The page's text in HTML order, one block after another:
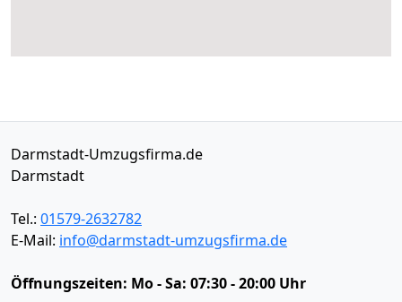
Darmstadt-Umzugsfirma.de
Darmstadt
Tel.: 01579-2632782
E-Mail: info@darmstadt-umzugsfirma.de
Öffnungszeiten: Mo - Sa: 07:30 - 20:00 Uhr